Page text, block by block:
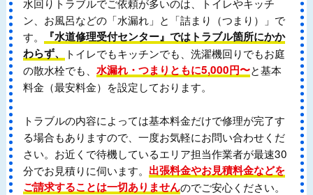
水回りトラブルでご依頼が多いのは、トイレやキッチ
ン、お風呂などの「水漏れ」と「詰まり（つまり）」で
す。
『水道修理受付センター』ではトラブル箇所にかか
わらず、
トイレでもキッチンでも、洗濯機回りでもお庭
の散水栓でも、 水漏れ・つまりともに5,000円〜と基本
料金（最安料金）を設定しております。
トラブルの内容によっては基本料金だけで修理が完了す
る場合もありますので、一度お気軽にお問い合わせくだ
さい。お近くで待機しているエリア担当作業者が最速30
分でお見積りに伺います。 出張料金やお見積料金などを
ご請求することは一切ありませんのでご安心ください。